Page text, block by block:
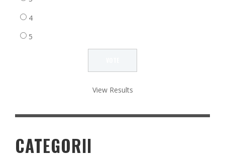
4
5
View Results
CATEGORII